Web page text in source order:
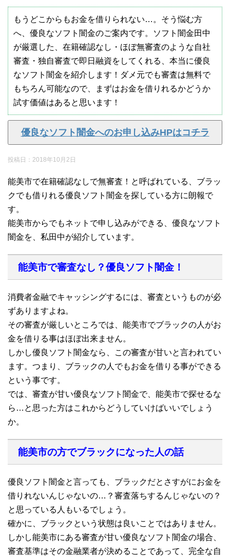
もうどこからもお金を借りられない…。そう悩む方
へ、優良なソフト闇金のご案内です。ソフト闇金田中
が厳選した、在籍確認なし・ほぼ無審査のような自社
審査・独自審査で即日融資をしてくれる、本当に優良
なソフト闇金を紹介します！ダメ元でも審査は無料で
もちろん可能なので、まずはお金を借りれるかどうか
試す価値はあると思います！
優良なソフト闇金へのお申し込みHPはコチラ
投稿日： 2018年10月2日
能美市で在籍確認なしで無審査！と呼ばれている、ブラッ
クでも借りれる優良ソフト闇金を探している方に朗報で
す。
能美市からでもネットで申し込みができる、優良なソフト
闇金を、私田中が紹介しています。
能美市で審査なし？優良ソフト闇金！
消費者金融でキャッシングするには、審査というものが必
ずありますよね。
その審査が厳しいところでは、能美市でブラックの人がお
金を借りる事はほぼ出来ません。
しかし優良ソフト闇金なら、この審査が甘いと言われてい
ます。つまり、ブラックの人でもお金を借りる事ができる
という事です。
では、審査が甘い優良なソフト闇金で、能美市で探せるな
ら…と思った方はこれからどうしていけばいいでしょう
か。
能美市の方でブラックになった人の話
優良ソフト闇金と言っても、ブラックだとさすがにお金を
借りれないんじゃないの…？審査落ちするんじゃないの？
と思っている人もいるでしょう。
確かに、ブラックという状態は良いことではありません。
しかし能美市にある審査が甘い優良なソフト闇金の場合、
審査基準はその金融業者が決めることであって、完全な自